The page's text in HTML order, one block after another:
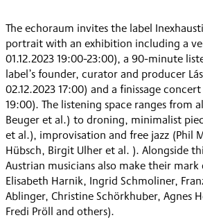
The echoraum invites the label
portrait with an exhibition including a
01.12.2023 19:00-23:00), a 90-minute
label’s founder, curator and producer
02.12.2023 17:00) and a finissage
19:00). The listening space ranges from
Beuger et al.) to droning, minimalist
et al.), improvisation and free jazz (Phil
Hübsch, Birgit Ulher et al. ). Alongside
Austrian musicians also make their
Elisabeth Harnik, Ingrid Schmoliner,
Ablinger, Christine Schörkhuber, Agnes
Fredi Pröll and others).